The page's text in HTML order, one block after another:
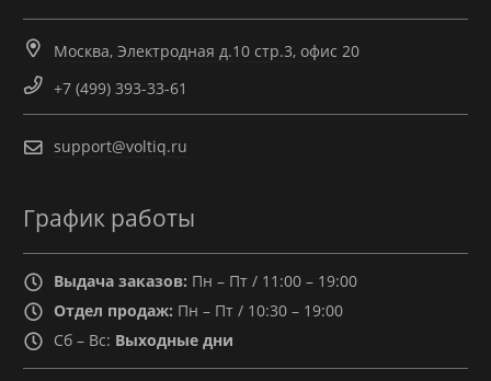
Москва, Электродная д.10 стр.3, офис 20
+7 (499) 393-33-61
support@voltiq.ru
График работы
Выдача заказов: Пн – Пт / 11:00 – 19:00
Отдел продаж: Пн – Пт / 10:30 – 19:00
Сб – Вс: Выходные дни